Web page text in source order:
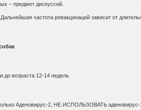
– предмет дискуссий.
частота ревакцинаций зависит от
до возраста 12-14 недель
Аденовирус-2, НЕ ИСПОЛЬЗОВАТЬ аденовирус-